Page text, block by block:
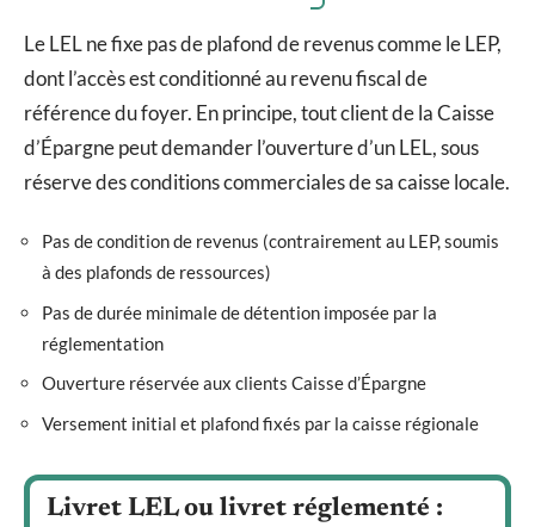
Le LEL ne fixe pas de plafond de revenus comme le LEP,
dont l’accès est conditionné au revenu fiscal de
référence du foyer. En principe, tout client de la Caisse
d’Épargne peut demander l’ouverture d’un LEL, sous
réserve des conditions commerciales de sa caisse locale.
Pas de condition de revenus (contrairement au LEP, soumis
à des plafonds de ressources)
Pas de durée minimale de détention imposée par la
réglementation
Ouverture réservée aux clients Caisse d’Épargne
Versement initial et plafond fixés par la caisse régionale
Livret LEL ou livret réglementé :